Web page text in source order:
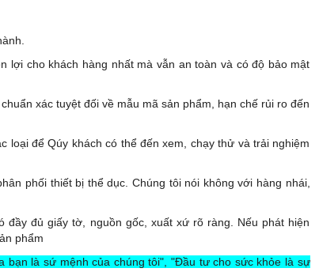
lợi cho khách hàng nhất mà vẫn an toàn và có độ bảo mật
xác tuyệt đối về mẫu mã sản phẩm, hạn chế rủi ro đến
loại để Qúy khách có thể đến xem, chạy thử và trải nghiệm
phối thiết bị thể dục. Chúng tôi nói không với hàng nhái,
đủ giấy tờ, nguồn gốc, xuất xứ rõ ràng. Nếu phát hiện
phẩm
bạn là sứ mệnh của chúng tôi", "Đầu tư cho sức khỏe là sự